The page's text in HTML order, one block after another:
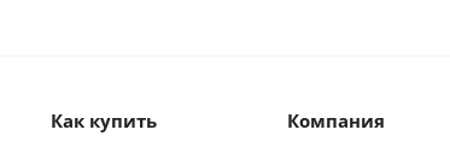
Как купить Компания